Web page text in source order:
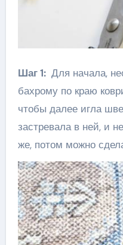
Шаг 1: Для начала,
бахрому по краю
чтобы далее игла
застревала в ней, и
же, потом можно